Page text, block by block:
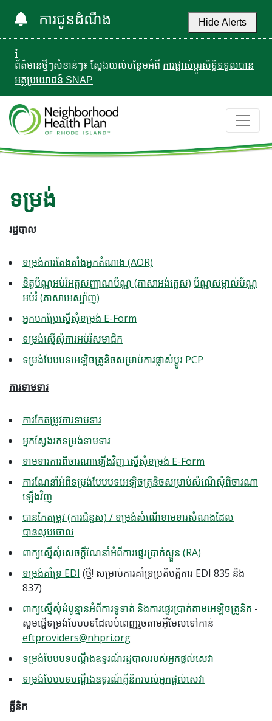
ការជូនដំណឹង Hide Alerts
ព័ត៌មានថ្មីៗសំខាន់ៗ៖ ស្វែងយល់បន្ថែមអំពី ការផ្លាស់ប្តូរសិទ្ធិទទួលបាន
អត្ថប្រយោជន៍ SNAP
ទម្រង់
រដ្ឋបាល
ទម្រង់ការតែងតាំងអ្នកតំណាង (AOR)
ខិត្តប័ណ្ណអប់រំអត្តសញ្ញាណប័ណ្ណ (ភាសាអង់គ្លេស) ប័ណ្ណសម្គាល់ប័ណ្ណ
អប់រំ (ភាសាអេស្ប៉ាញ)
អ្នកបកប្រែស្នើសុំទម្រង់ E-Form
ទម្រង់ស្នើសុំការអប់រំសមាជិក
ទម្រង់បែបបទអេឡិចត្រូនិចសម្រាប់ការផ្លាស់ប្តូរ PCP
ការទាមទារ
ការកែតម្រូវការទាមទារ
អ្នកស្វែងរកទម្រង់ទាមទារ
ទាមទារការពិចារណាឡើងវិញ ស្នើសុំទម្រង់ E-Form
ការណែនាំអំពីទម្រង់បែបបទអេឡិចត្រូនិចសម្រាប់សំណើសុំពិចារណា
ឡើងវិញ
បានកែតម្រូវ (ការជំនួស) / ទម្រង់សំណើទាមទារសំណងដែល
បានលុបចោល
ពាក្យស្នើសុំសេចក្តីណែនាំអំពីការផ្ទេរប្រាក់ស្ទួន (RA)
ទម្រង់​គាំទ្រ EDI (ថ្មី! សម្រាប់​ការគាំទ្រ​ប្រតិបត្តិការ EDI 835 និង
837)
ពាក្យស្នើសុំដំបូន្មានអំពីការទូទាត់ និងការផ្ទេរប្រាក់តាមអេឡិចត្រូនិក -
សូមផ្ញើទម្រង់បែបបទដែលបំពេញរួចតាមអ៊ីមែលទៅកាន់
eftproviders@nhpri.org
ទម្រង់បែបបទបណ្តឹងឧទ្ធរណ៍រដ្ឋបាលរបស់អ្នកផ្តល់សេវា
ទម្រង់បែបបទបណ្តឹងឧទ្ធរណ៍គ្លីនិករបស់អ្នកផ្តល់សេវា
គ្លីនិក